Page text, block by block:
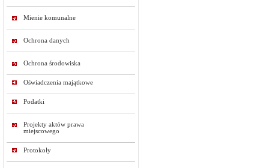
Mienie komunalne
Ochrona danych
Ochrona środowiska
Oświadczenia majątkowe
Podatki
Projekty aktów prawa
miejscowego
Protokoły